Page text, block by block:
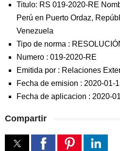
Titulo: RS 019-2020-RE
Perú en Puerto Ordaz,
Venezuela
Tipo de norma :
Numero : 019-2020-RE
Emitida por : Relaciones
Fecha de emision : 2020-01-
Fecha de aplicacion : 2020-
Compartir